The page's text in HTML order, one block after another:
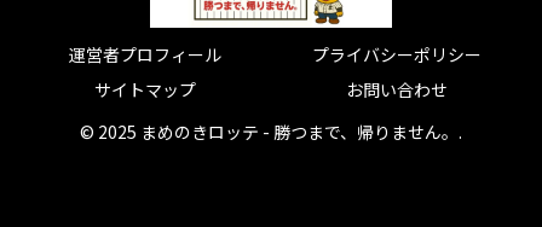
運営者プロフィール
プライバシーポリシー
サイトマップ
お問い合わせ
© 2025 まめのきロッテ - 勝つまで、帰りません。.